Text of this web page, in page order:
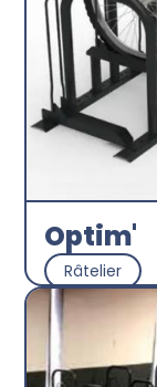
Optim'
Râtelier
La Ruche à